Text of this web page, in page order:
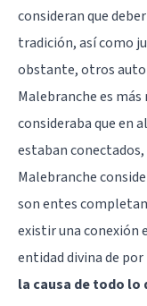
consideran que
tradición, así como
obstante, otros
Malebranche es
consideraba que en
estaban
Malebranche
son entes
existir una conexión
entidad divina de por
la causa de todo lo